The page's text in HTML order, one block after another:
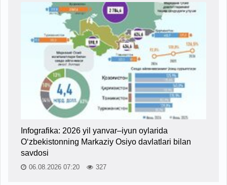
Infografika: 2026 yil yanvar–iyun oylarida
O‘zbekistonning Markaziy Osiyo davlatlari bilan
savdosi
06.08.2026 07:20 327